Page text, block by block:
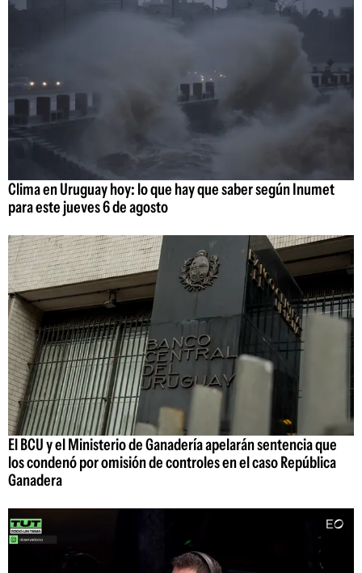
Clima en Uruguay hoy: lo que hay que saber según Inumet
para este jueves 6 de agosto
El BCU y el Ministerio de Ganadería apelarán sentencia que
los condenó por omisión de controles en el caso República
Ganadera